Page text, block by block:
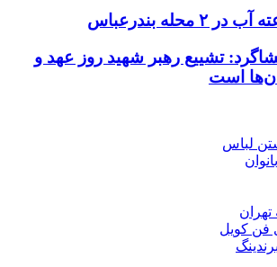
تشییع رهبر شهید روز عهد و
است
تهران
فن کویل